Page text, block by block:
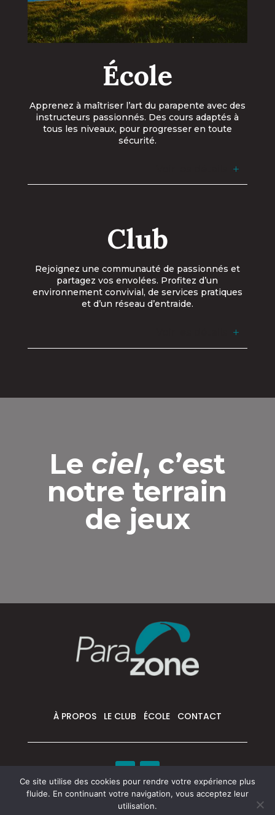
École
Apprenez à maîtriser l’art du parapente avec des
instructeurs passionnés. Des cours adaptés à
tous les niveaux, pour progresser en toute
sécurité.
Club
Rejoignez une communauté de passionnés et
partagez vos envolées. Profitez d’un
environnement convivial, de services pratiques
et d’un réseau d’entraide.
Le ciel, c’est
notre terrain
de jeux
À PROPOS LE CLUB ÉCOLE CONTACT
Ce site utilise des cookies pour rendre votre expérience plus
fluide. En continuant votre navigation, vous acceptez leur
utilisation.